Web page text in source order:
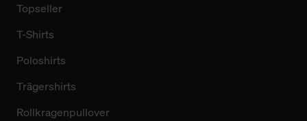
Topseller
T-Shirts
Poloshirts
Trägershirts
Rollkragenpullover